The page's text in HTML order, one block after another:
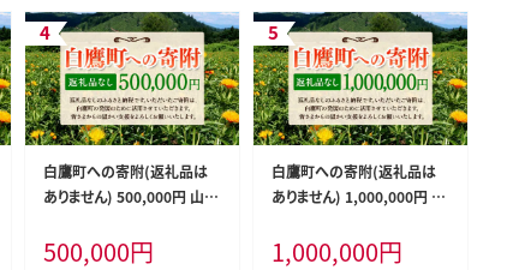
白鷹町への寄附(返礼品は
ありません) 500,000円 山形
500,000円
白鷹町への寄附(返礼品は
ありません) 1,000,000円 山
1,000,000円